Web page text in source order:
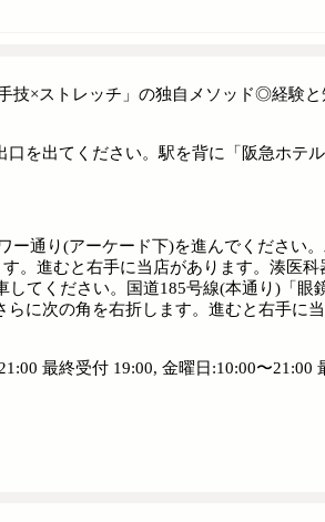
技×ストレッチ」の独自メソッド◎経験と
を出てください。駅を背に「阪急ホテル
ー通り(アーケード下)を進んでください
。進むと右手に当店があります。湊医
てください。国道185号線(本通り)「眼
に次の角を右折します。進むと右手に
最終受付 19:00, 金曜日:10:00〜21:00